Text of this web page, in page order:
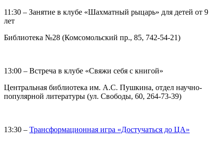
11:30 – Занятие в клубе «Шахматный рыцарь» для детей от 9
лет
Библиотека №28 (Комсомольский пр., 85, 742-54-21)
13:00 – Встреча в клубе «Свяжи себя с книгой»
Центральная библиотека им. А.С. Пушкина, отдел научно-
популярной литературы (ул. Свободы, 60, 264-73-39)
13:30 – Трансформационная игра «Достучаться до ЦА»